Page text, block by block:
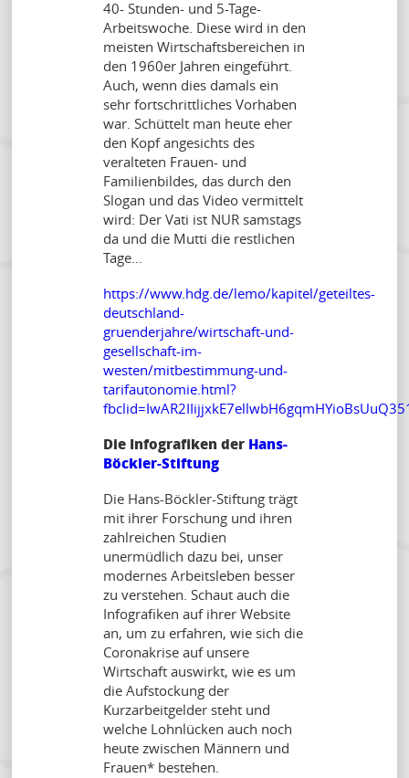
40- Stunden- und 5-Tage-
Arbeitswoche. Diese wird in den
meisten Wirtschaftsbereichen in
den 1960er Jahren eingeführt.
Auch, wenn dies damals ein
sehr fortschrittliches Vorhaben
war. Schüttelt man heute eher
den Kopf angesichts des
veralteten Frauen- und
Familienbildes, das durch den
Slogan und das Video vermittelt
wird: Der Vati ist NUR samstags
da und die Mutti die restlichen
Tage…
https://www.hdg.de/lemo/kapitel/geteiltes-
deutschland-
gruenderjahre/wirtschaft-und-
gesellschaft-im-
westen/mitbestimmung-und-
tarifautonomie.html?
Die Infografiken der Hans-
Böckler-Stiftung
Die Hans-Böckler-Stiftung trägt
mit ihrer Forschung und ihren
zahlreichen Studien
unermüdlich dazu bei, unser
modernes Arbeitsleben besser
zu verstehen. Schaut auch die
Infografiken auf ihrer Website
an, um zu erfahren, wie sich die
Coronakrise auf unsere
Wirtschaft auswirkt, wie es um
die Aufstockung der
Kurzarbeitgelder steht und
welche Lohnlücken auch noch
heute zwischen Männern und
Frauen* bestehen.